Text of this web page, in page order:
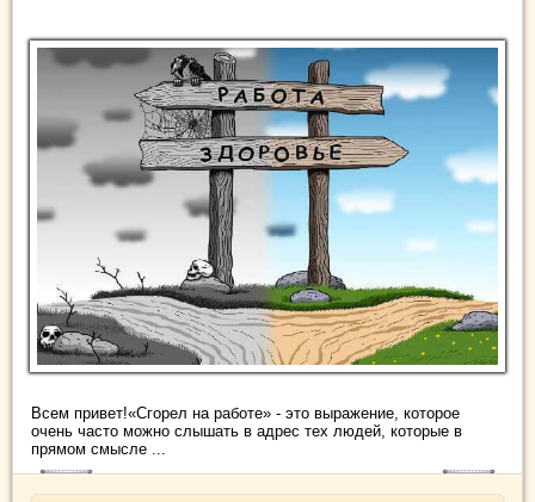
Всем привет!«Сгорел на работе» - это выражение, которое
очень часто можно слышать в адрес тех людей, которые в
прямом смысле ...